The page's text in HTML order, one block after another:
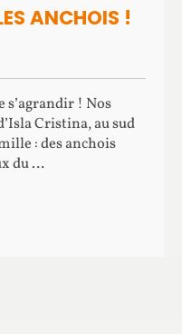
ANCHOIS !
s’agrandir ! Nos
Cristina, au sud
: des anchois
du …
: LES ANCHOIS !